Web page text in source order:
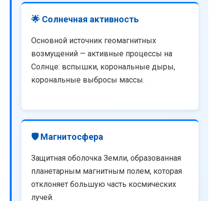
🌟 Солнечная активность
Основной источник геомагнитных
возмущений — активные процессы на
Солнце: вспышки, корональные дыры,
корональные выбросы массы.
🛡️ Магнитосфера
Защитная оболочка Земли, образованная
планетарным магнитным полем, которая
отклоняет большую часть космических
лучей.